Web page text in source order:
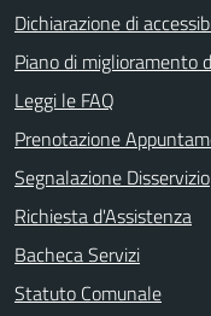
Dichiarazione di
Piano di miglioramento
Leggi le FAQ
Prenotazione
Segnalazione Disservizio
Richiesta d'Assistenza
Bacheca Servizi
Statuto Comunale